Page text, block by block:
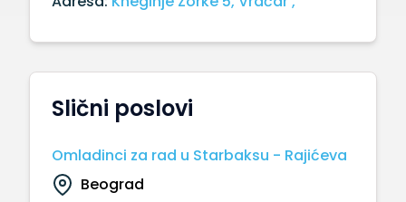
Slični poslovi
Omladinci za rad u Starbaksu - Rajićeva
Beograd